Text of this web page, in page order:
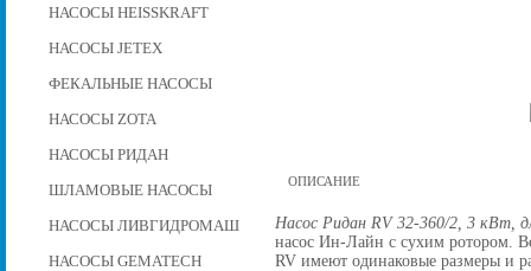
НАСОСЫ HEISSKRAFT
НАСОСЫ JETEX
ФЕКАЛЬНЫЕ НАСОСЫ
НАСОСЫ ZOTA
НАСОСЫ РИДАН
ШЛАМОВЫЕ НАСОСЫ
НАСОСЫ ЛИВГИДРОМАШ
НАСОСЫ GEMATECH
ОПИСАНИЕ
Насос Ридан RV 32-360/2, 3 кВт,
насос Ин-Лайн с сухим ротором.
RV имеют одинаковые размеры и